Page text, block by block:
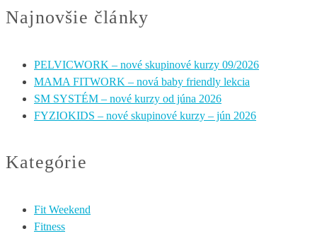
Najnovšie články
PELVICWORK – nové skupinové kurzy 09/2026
MAMA FITWORK – nová baby friendly lekcia
SM SYSTÉM – nové kurzy od júna 2026
FYZIOKIDS – nové skupinové kurzy – jún 2026
Kategórie
Fit Weekend
Fitness